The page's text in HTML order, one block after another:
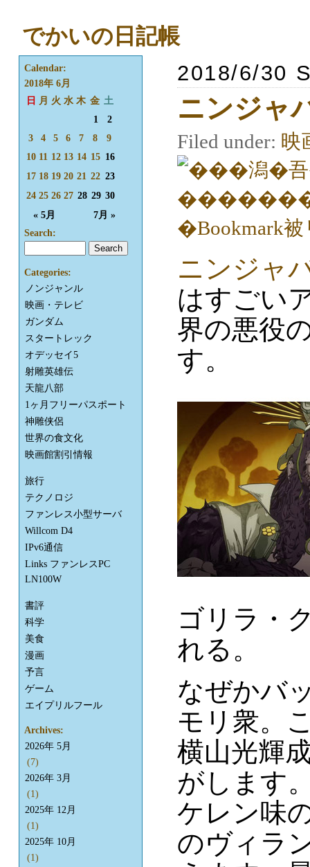
でかいの日記帳
2018/6/30
ニンジャ
Filed under: 映
ニンジャ
はすごい
界の悪役
す。
ゴリラ・
れる。
なぜかバ
モリ衆。
横山光輝
がします
ケレン味
のヴィラ
Calendar:
2018年 6月
日
月 火 水 木 金 土
« 5月 7月 »
1
2
3
4 5 6 7 8
9
10 11 12 13 14 15 16
17 18 19 20 21 22 23
24 25 26 27 28 29 30
Search:
Categories:
ノンジャンル
映画・テレビ
ガンダム
スタートレック
オデッセイ5
射雕英雄伝
天龍八部
1ヶ月フリーパスポート
神雕侠侶
世界の食文化
映画館割引情報
旅行
テクノロジ
ファンレス小型サーバ
Willcom D4
IPv6通信
Links ファンレスPC
LN100W
書評
科学
美食
漫画
予言
ゲーム
エイプリルフール
Archives:
2026年 5月
(7)
2026年 3月
(1)
2025年 12月
(1)
2025年 10月
(1)